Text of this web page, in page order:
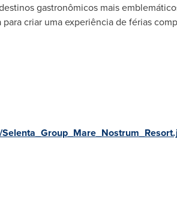
gastronômicos mais
criar uma experiência de férias